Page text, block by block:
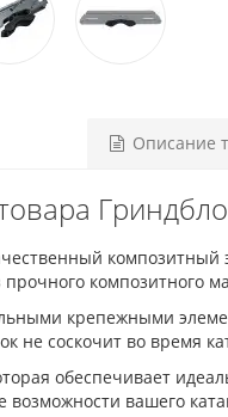
Описание
композитного
крепежными
не соскочит во время
обеспечивает
вашего